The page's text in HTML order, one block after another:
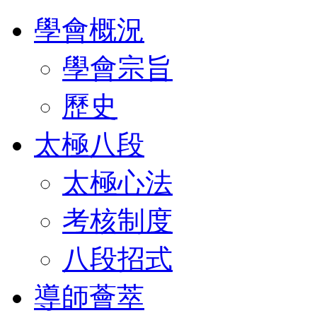
學會概況
學會宗旨
歷史
太極八段
太極心法
考核制度
八段招式
導師薈萃